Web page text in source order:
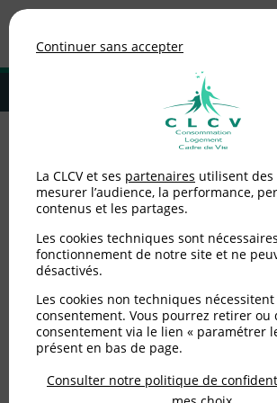
MENU
Adhérer à la CLCV
hivernales
Propriétaires et
locataires : vos
obligations
Publié le20/11/2025(mis à jour le
Logement
Continuer sans accepter
La CLCV et ses partenaires utilisent des
mesurer l’audience, la performance,
contenus et les partages.
Les cookies techniques sont
fonctionnement de notre site et ne
désactivés.
Les cookies non techniques
consentement. Vous pourrez retirer ou
consentement via le lien « paramétrer
présent en bas de page.
Consulter notre politique de